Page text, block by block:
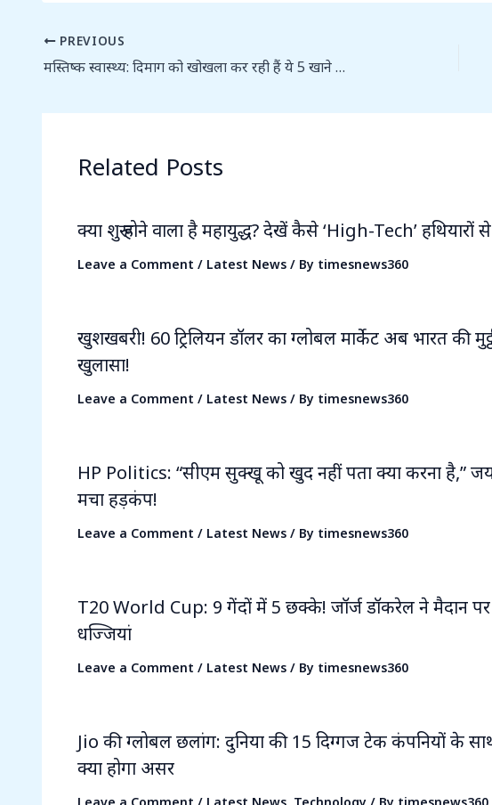
PREVIOUS
मस्तिष्क स्वास्थ्य: दिमाग को खोखला कर रही हैं ये 5 खाने की चीजें, आज ही बदलें अपनी डाइट
Related Posts
क्या शुरू होने वाला है महायुद्ध? देखें कैसे ‘High-Tech’ हथियारों
Leave a Comment / Latest News / By timesnews360
खुशखबरी! 60 ट्रिलियन डॉलर का ग्लोबल मार्केट अब भारत की
खुलासा!
Leave a Comment / Latest News / By timesnews360
HP Politics: “सीएम सुक्खू को खुद नहीं पता क्या करना है,”
मचा हड़कंप!
Leave a Comment / Latest News / By timesnews360
T20 World Cup: 9 गेंदों में 5 छक्के! जॉर्ज डॉकरेल ने मैदान पर
धज्जियां
Leave a Comment / Latest News / By timesnews360
Jio की ग्लोबल छलांग: दुनिया की 15 दिग्गज टेक कंपनियों के
क्या होगा असर